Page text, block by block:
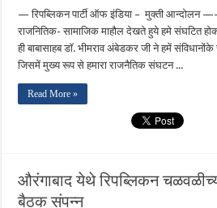
— रिपब्लिकन पार्टी ऑफ इंडिया – मुक्ती आन्दोलन
राजनितिक- सामाजिक माहौल देखते हुये हमे संघटित
ही बाबासाहब डॉ. भीमराव अंबेडकर जी ने हमें
जिसमें मुख्य रूप से हमारा राजनैतिक संघटन ...
Read More »
औरंगाबाद येथे रिपब्लिकन
बैठक संपन्न